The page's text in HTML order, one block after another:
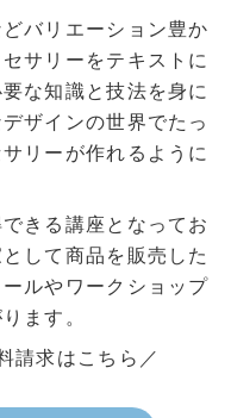
バリエーション豊か
サリーをテキストに
な知識と技法を身に
ザインの世界でたっ
リーが作れるように
きる講座となってお
して商品を販売した
ルやワークショップ
ます。
請求はこちら／